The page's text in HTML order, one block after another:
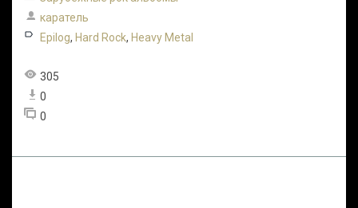
каратель
Epilog, Hard Rock, Heavy Metal
305
0
0